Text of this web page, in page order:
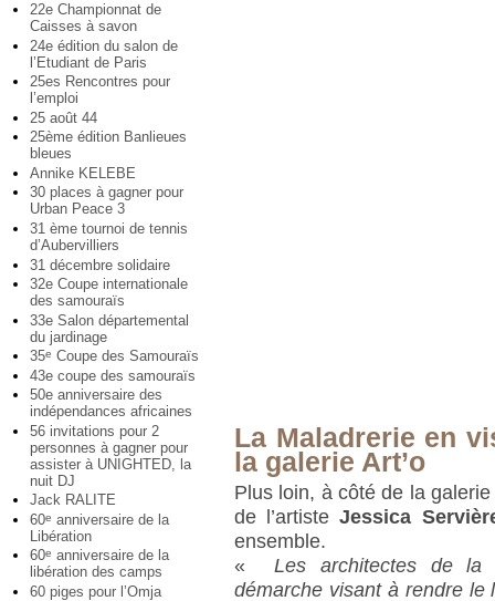
22e Championnat de
Caisses à savon
24e édition du salon de
l’Etudiant de Paris
25es Rencontres pour
l’emploi
25 août 44
25ème édition Banlieues
bleues
Annike KELEBE
30 places à gagner pour
Urban Peace 3
31 ème tournoi de tennis
d’Aubervilliers
31 décembre solidaire
32e Coupe internationale
des samouraïs
33e Salon départemental
du jardinage
35e Coupe des Samouraïs
43e coupe des samouraïs
50e anniversaire des
indépendances africaines
56 invitations pour 2
personnes à gagner pour
assister à UNIGHTED, la
nuit DJ
Jack RALITE
60e anniversaire de la
Libération
60e anniversaire de la
libération des camps
60 piges pour l’Omja
La Maladrerie en
la galerie Art’o
Plus loin, à côté de la
de l’artisteJessica
ensemble.
«
Les architectes de la
démarche visant à rendre le